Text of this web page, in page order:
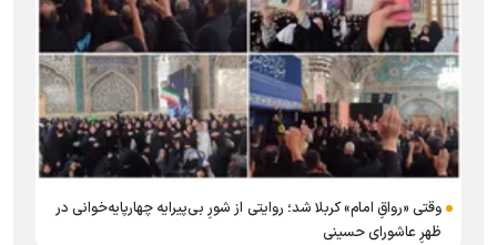
وقتی «رواقِ امام» کربلا شد؛ روایتی از شورِ بی‌‌پیرایه چهارپایه‌خوانی در
ظهرِ عاشورای حسینی